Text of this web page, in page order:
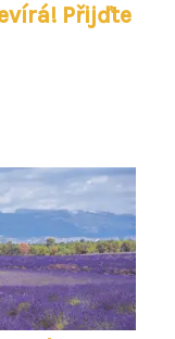
Přijďte